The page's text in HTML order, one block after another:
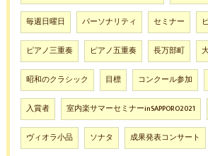
毎週日曜日 パーソナリティ セミナー
ピアノ三重奏 ピアノ五重奏 長万部町
昭和のクラシック 目標 コンクール参加
入賞者 室内楽サマーセミナーinSAPPORO2021
ヴィオラ小品 ソナタ 成果発表コンサート